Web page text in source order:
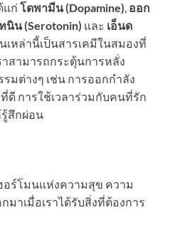
แก่ โดพามีน (Dopamine), ออก
นิน (Serotonin) และ เอ็นด
เหล่านี้เป็นสารเคมีในสมองที่
าสามารถกระตุ้นการหลั่ง
มต่างๆ เช่น การออกกำลัง
ดี การใช้เวลาร่วมกับคนที่รัก
สึกผ่อน
อร์โมนแห่งความสุข ความ
มาเมื่อเราได้รับสิ่งที่ต้องการ